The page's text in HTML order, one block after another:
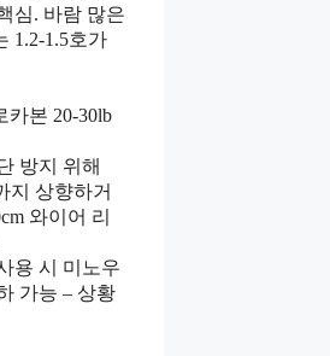
심. 바람 많은
1.2-1.5호가
카본 20-30lb
방지 위해
지 상향하거
와이어 리
용 시 미노우
가능 – 상황